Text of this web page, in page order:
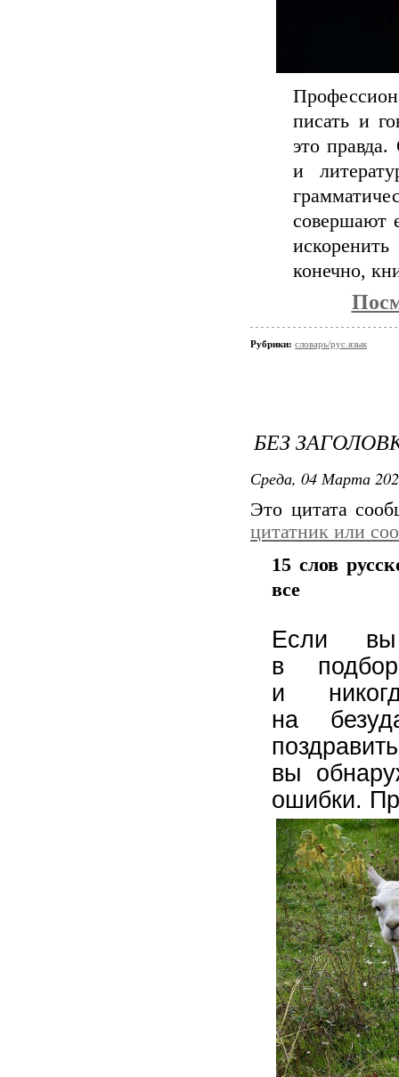
писать и
это
и
совершают
конечно,
Рубрики: словарь/рус.язык
БЕЗ
Среда, 04 Марта
Это цитата
цитатник или
15 слов
все
Если вы
в
и
на
вы
ошибки.